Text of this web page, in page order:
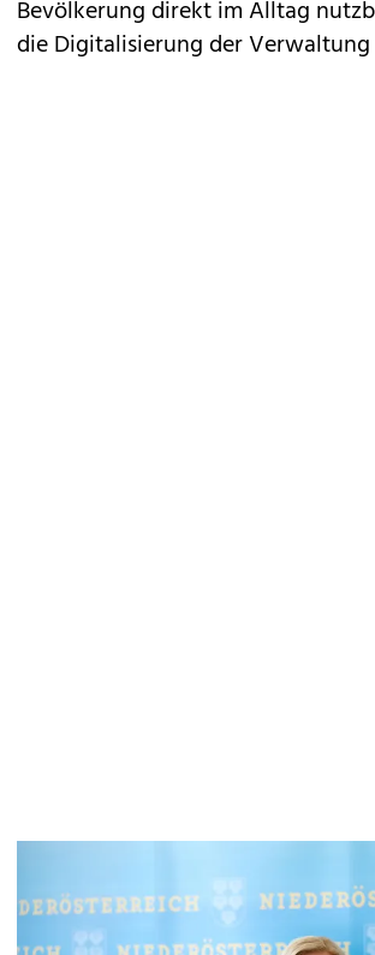
Bevölkerung direkt im Alltag
die Digitalisierung der